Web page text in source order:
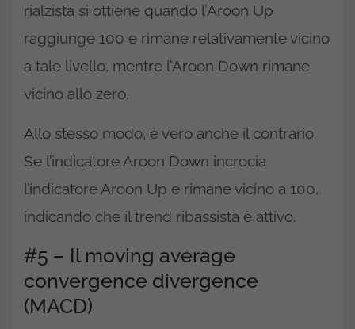
rialzista si ottiene quando l’Aroon Up
raggiunge 100 e rimane relativamente vicino
a tale livello, mentre l’Aroon Down rimane
vicino allo zero.
Allo stesso modo, è vero anche il contrario.
Se l’indicatore Aroon Down incrocia
l’indicatore Aroon Up e rimane vicino a 100,
indicando che il trend ribassista è attivo.
#5 – Il moving average
convergence divergence
(MACD)